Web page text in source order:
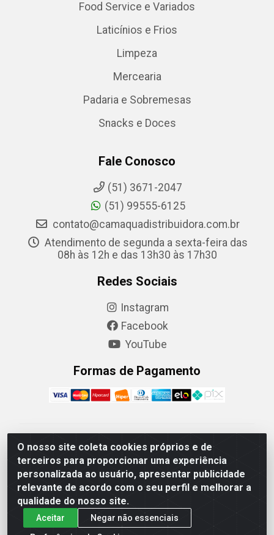
O nosso site coleta cookies próprios e de
terceiros para proporcionar uma experiência
personalizada ao usuário, apresentar publicidade
relevante de acordo com o seu perfil e melhorar a
qualidade do nosso site.
Aceitar
Negar não essenciais
Food Service e Variados
Laticínios e Frios
Limpeza
Mercearia
Padaria e Sobremesas
Snacks e Doces
Fale Conosco
(51) 3671-2047
(51) 99555-6125
contato@camaquadistribuidora.com.br
Atendimento de segunda a sexta-feira das
08h às 12h e das 13h30 às 17h30
Redes Sociais
Instagram
Facebook
YouTube
Formas de Pagamento
Camaquã Distribuidora Ltda - Avenida Conego Luiz W
Hanquet, 1001 - Parque Residencial do Arroio Duro,
Camaquã/RS - CEP 96.789-102 - CNPJ
07.061.124/0001-26